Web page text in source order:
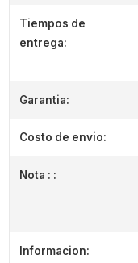
Tiempos de
entrega:
Garantia:
Costo de envio:
Nota : :
Informacion: